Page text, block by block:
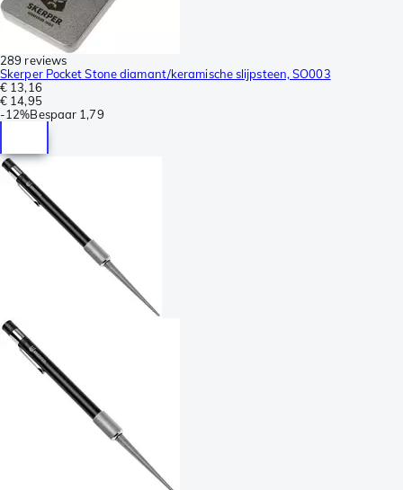
289 reviews
Skerper Pocket Stone diamant/keramische slijpsteen, SO003
€ 13,16
€ 14,95
-12%Bespaar 1,79